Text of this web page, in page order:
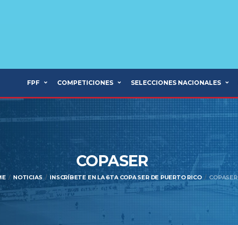
FPF COMPETICIONES SELECCIONES NACIONALES
COPASER
NOTICIAS INSCRÍBETE EN LA 6TA COPA SER DE PUERTO RICO COPASER